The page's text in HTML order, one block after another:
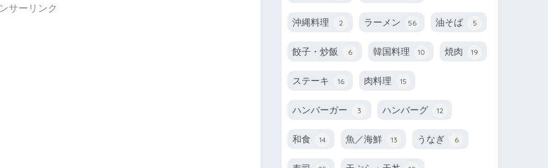
サーリンク
沖縄料理 2 ラーメン 56 油そば 5
餃子・炒飯 6 韓国料理 10 焼肉 19
ステーキ 16 肉料理 15
ハンバーガー 3 ハンバーグ 12
和食 14 魚／海鮮 13 うなぎ 6